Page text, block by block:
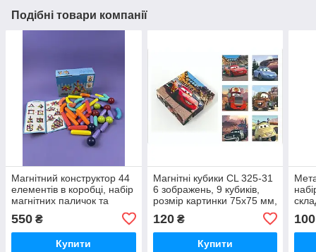
Подібні товари компанії
Магнітний конструктор 44
елементів в коробці, набір
магнітних паличок та
кульок, STEM-іграшка для
розвитку моторики та
логіки
550 ₴
Купити
Магнітні кубики CL 325-31
6 зображень, 9 кубиків,
розмір картинки 75х75 мм,
120₴
Купити
100